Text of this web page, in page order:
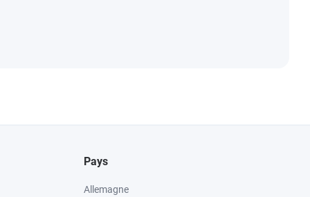
Pays
Allemagne